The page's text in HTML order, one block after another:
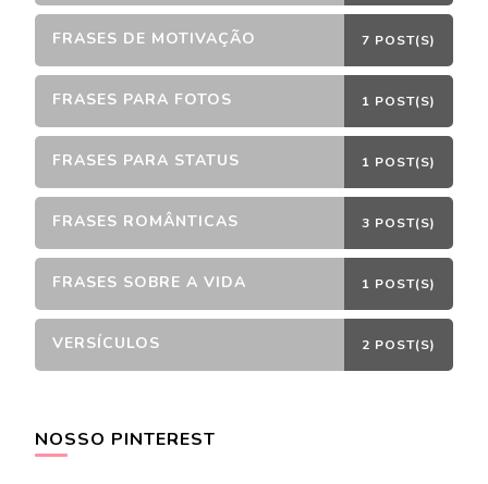
FRASES DE MOTIVAÇÃO 7 POST(S)
FRASES PARA FOTOS 1 POST(S)
FRASES PARA STATUS 1 POST(S)
FRASES ROMÂNTICAS 3 POST(S)
FRASES SOBRE A VIDA 1 POST(S)
VERSÍCULOS 2 POST(S)
NOSSO PINTEREST